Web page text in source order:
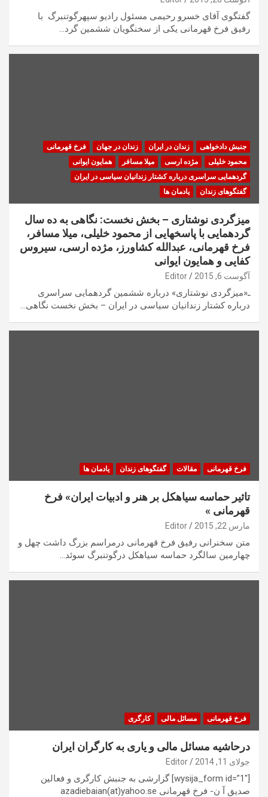
گفتگوی آقای خسرو رحیمی مسئول رادیو سپهرگوتنبرگ با
رفیق فرخ قهرمانی یکی از سخنگویان ششمین گرد…
جنبش دادخواهی زندان در ایران زندان در جهان
فرخ قهرمانی
محمود خلیلی
مژده ارسی میلا مسافر
همایون ایوانی
گردهمایی سراسری درباره کشتار زندانیان سیاسی در ایران
گفتگوهای زندان
یادمان ها
میزگردی نوشتاری – بخش نخست: نگاهی به ده سال
گردهمایی با پاسخهایی از محمود خلیلی، میلا مسافر،
فرخ قهرمانی، عبدالله کشاورز، مژده ارسی، سیروس
کفایی و همایون ایوانی
آگوست 6, 2015 Editor
ـ«میزگردی نوشتاری» درباره ششمین گردهمایی سراسری
درباره کشتار زندانیان سیاسی در ایران – بخش نخست نگاهی…
فرخ قهرمانی مقالات گفتگوهای زندان یادمان ها
تاثیر حماسه سیاهکل بر هنر و ادبیات ایران» فرخ
قهرمانی »
مارس 22, 2015 Editor
متن سخنرانی رفیق فرخ قهرمانی درمراسم بزرگ داشت چهل و
چهارمین سالگرد حماسه سیاهکل درگوتنبرگ سوئد…
فرخ قهرمانی مسائل مالی کارگری
درحاشیه مسائل مالی و یاری به کارگران ایران
جولای 11, 2014 Editor
[wysija_form id=”1″] گزارشی به جنبش کارگری و فعالین
صدیق آ ن- فرخ قهرمانی azadiebaian(at)yahoo.se